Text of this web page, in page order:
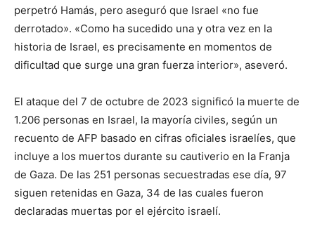
perpetró Hamás, pero aseguró que Israel «no fue
derrotado». «Como ha sucedido una y otra vez en la
historia de Israel, es precisamente en momentos de
dificultad que surge una gran fuerza interior», aseveró.
El ataque del 7 de octubre de 2023 significó la muerte de
1.206 personas en Israel, la mayoría civiles, según un
recuento de AFP basado en cifras oficiales israelíes, que
incluye a los muertos durante su cautiverio en la Franja
de Gaza. De las 251 personas secuestradas ese día, 97
siguen retenidas en Gaza, 34 de las cuales fueron
declaradas muertas por el ejército israelí.